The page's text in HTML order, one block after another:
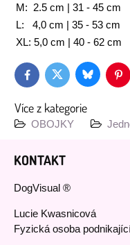
M: 2.5 cm | 31 - 45 cm
L: 4,0 cm | 35 - 53 cm
XL: 5,0 cm | 40 - 62 cm
FacebookTwitter Bluesky
Více z kategorie
OBOJKY
KONTAKT
DogVisual ®
Lucie Kwasnicová
Fyzická osoba